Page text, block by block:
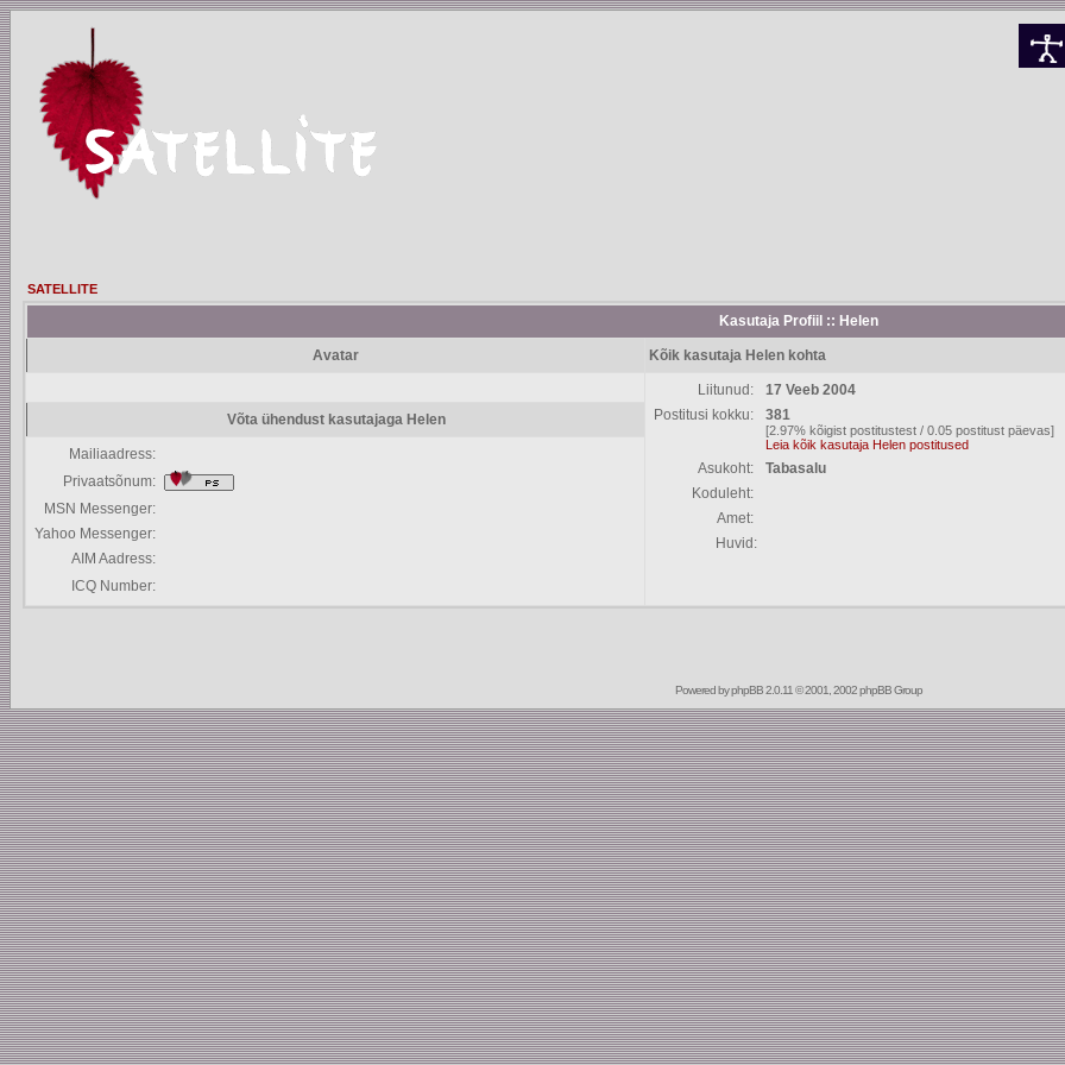
SATELLITE
Kasutaja Profiil :: Helen
Avatar Kõik kasutaja Helen kohta
Liitunud:
17 Veeb 2004
Postitusi kokku:
381
[2.97% kõigist postitustest / 0.05 postitust päevas]
Leia kõik kasutaja Helen postitused
Asukoht:
Tabasalu
Koduleht:
Amet:
Huvid:
Võta ühendust kasutajaga Helen
Mailiaadress:
Privaatsõnum:
MSN Messenger:
Yahoo Messenger:
AIM Aadress:
ICQ Number:
Powered byphpBB2.0.11 © 2001, 2002 phpBB Group